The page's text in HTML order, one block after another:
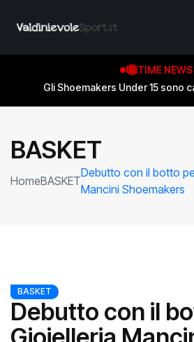
ULTIME NEWS
Gli Shoemakers Under 15 sono
BASKET
HomeBASKET
Debutto con il botto
Mancini Shoemakers
BASKET
Debutto con il